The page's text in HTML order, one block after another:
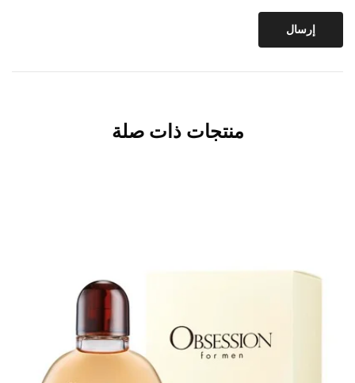
منتجات ذات صلة